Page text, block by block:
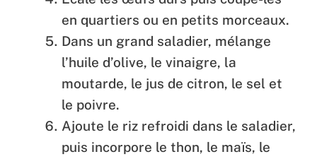
en quartiers ou en petits morceaux.
Dans un grand saladier, mélange
l’huile d’olive, le vinaigre, la
moutarde, le jus de citron, le sel et
le poivre.
Ajoute le riz refroidi dans le saladier,
puis incorpore le thon, le maïs, le